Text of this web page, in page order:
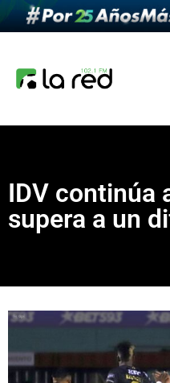
IDV continúa
supera a un